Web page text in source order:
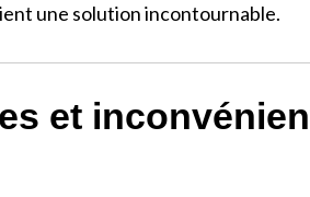
une solution incontournable.
et